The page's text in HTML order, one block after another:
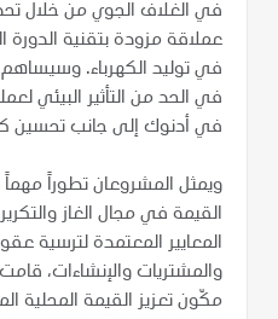
في الغلاف الجوي من خلال
عملاقة مزودة بتقنية الدورة
في توليد الكهرباء.
في الحد من التأثير البيئي
في أدنوك إلى جانب تحسين
ويمثل المشروعان تطوراً
القيمة في مجال الغاز
المعايير المعتمدة لترسية
والمشتريات والإنشاءات،
مكّون تعزيز القيمة المحلية